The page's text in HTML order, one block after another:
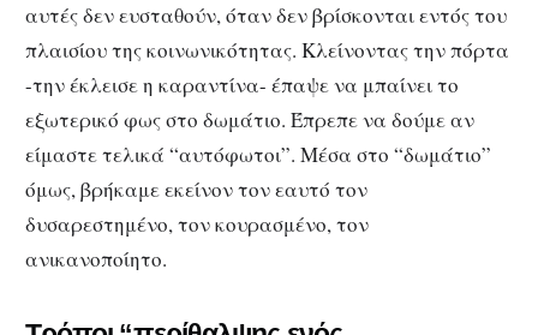
αυτές δεν ευσταθούν, όταν δεν βρίσκονται εντός του
πλαισίου της κοινωνικότητας. Κλείνοντας την πόρτα
-την έκλεισε η καραντίνα- έπαψε να μπαίνει το
εξωτερικό φως στο δωμάτιο. Έπρεπε να δούμε αν
είμαστε τελικά “αυτόφωτοι”. Μέσα στο “δωμάτιο”
όμως, βρήκαμε εκείνον τον εαυτό τον
δυσαρεστημένο, τον κουρασμένο, τον
ανικανοποίητο.